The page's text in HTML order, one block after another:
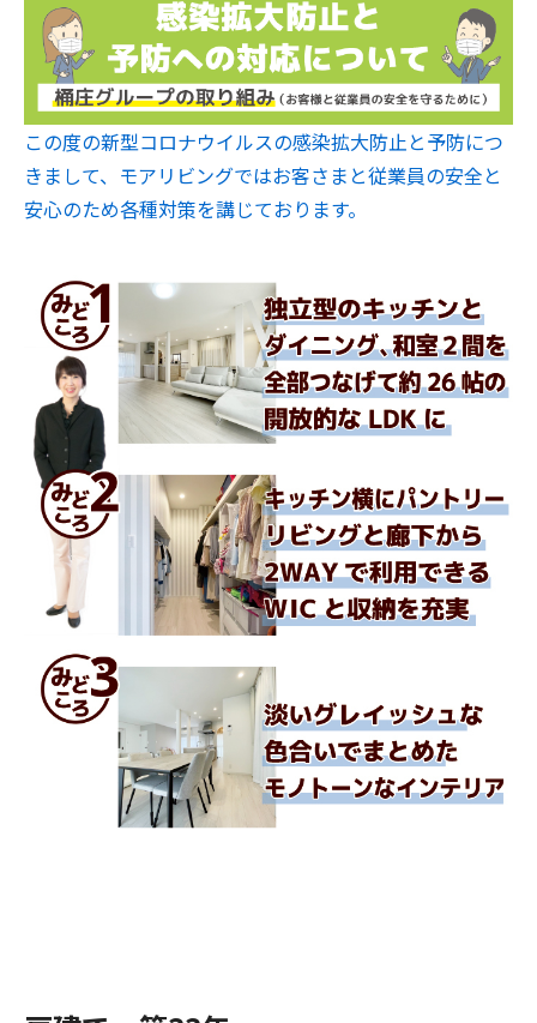
この度の新型コロナウイルスの感染拡大防止と予防につ
きまして、モアリビングではお客さまと従業員の安全と
安心のため各種対策を講じております。